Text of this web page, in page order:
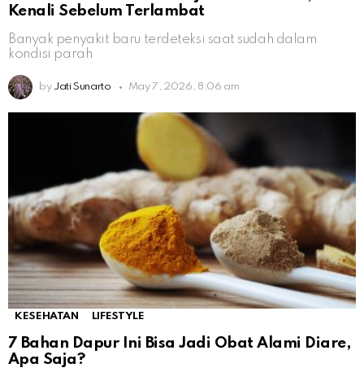
Kenali Sebelum Terlambat
Banyak penyakit baru terdeteksi saat sudah dalam
kondisi parah
by Jati Sunarto May 7, 2026, 8:06 am
KESEHATAN LIFESTYLE
7 Bahan Dapur Ini Bisa Jadi Obat Alami Diare,
Apa Saja?